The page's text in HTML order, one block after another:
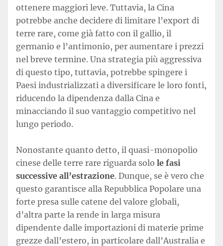
ottenere maggiori leve. Tuttavia, la Cina
potrebbe anche decidere di limitare l’export di
terre rare, come già fatto con il gallio, il
germanio e l’antimonio, per aumentare i prezzi
nel breve termine. Una strategia più aggressiva
di questo tipo, tuttavia, potrebbe spingere i
Paesi industrializzati a diversificare le loro fonti,
riducendo la dipendenza dalla Cina e
minacciando il suo vantaggio competitivo nel
lungo periodo.
Nonostante quanto detto, il quasi-monopolio
cinese delle terre rare riguarda solo le fasi
successive all’estrazione. Dunque, se è vero che
questo garantisce alla Repubblica Popolare una
forte presa sulle catene del valore globali,
d’altra parte la rende in larga misura
dipendente dalle importazioni di materie prime
grezze dall’estero, in particolare dall’Australia e